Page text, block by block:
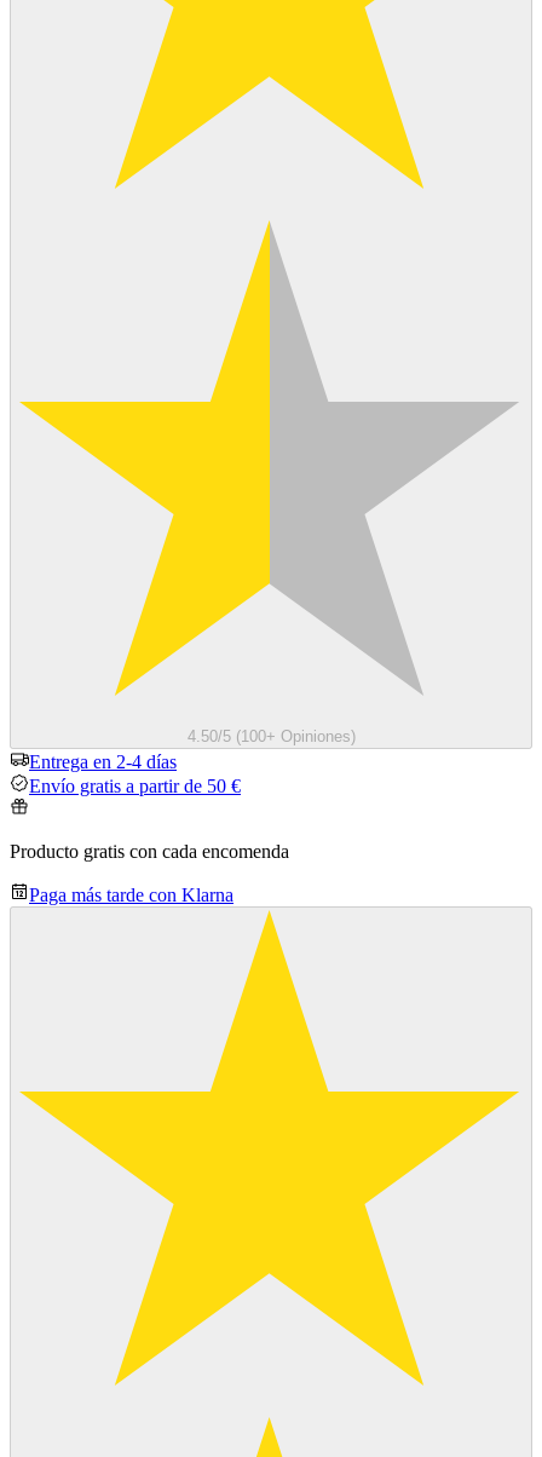
4.50/5 (100+ Opiniones)
Entrega en 2-4 días
Envío gratis a partir de 50 €
Producto gratis con cada encomenda
Paga más tarde con Klarna